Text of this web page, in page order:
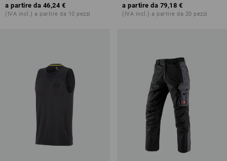
a partire da 46,24 €
(IVA incl.) a partire da 10 pezzi
a partire da 79,18 €
(IVA incl.) a partire da 20 pezzi